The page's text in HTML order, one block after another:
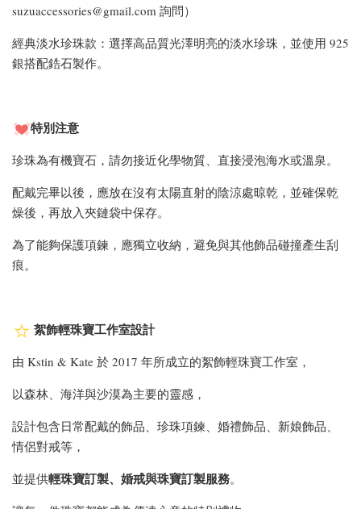
suzuaccessories@gmail.com 詢問）
經典淡水珍珠款：選擇高品質光澤明亮的淡水珍珠，並使用 925
銀搭配鋯石製作。
特別注意
珍珠為有機寶石，請勿接近化學物質、直接浸泡海水或溫泉。
配戴完畢以後，應放在沒有太陽直射的陰涼處晾乾，並確保乾
燥後，再放入夾鏈袋中保存。
為了能夠保護項鍊，應獨立收納，避免與其他飾品碰撞產生刮
痕。
絮飾輕珠寶工作室設計
由 Kstin & Kate 於 2017 年所成立的絮飾輕珠寶工作室，
以森林、海洋與沙漠為主要的靈感，
設計包含日常配戴的飾品、珍珠項鍊、婚禮飾品、新娘飾品、
情侶對戒等，
並提供輕珠寶訂製、婚戒與珠寶訂製服務。